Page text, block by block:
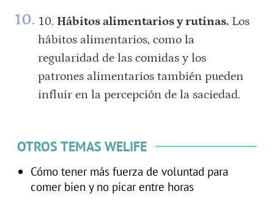
Hábitos alimentarios y rutinas.Los
hábitos alimentarios, como la
regularidad de las comidas y los
patrones alimentarios también pueden
influir en la percepción de la saciedad.
OTROS TEMAS WELIFE
Cómo tener más fuerza de voluntad para
comer bien y no picar entre horas